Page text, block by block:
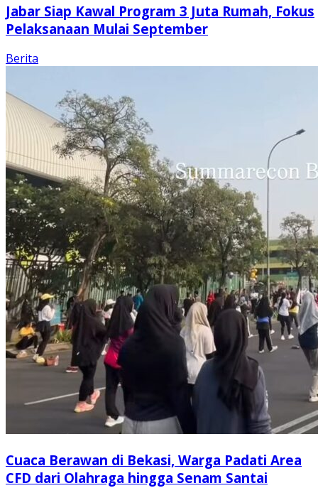
Jabar Siap Kawal Program 3 Juta Rumah, Fokus
Pelaksanaan Mulai September
Berita
Cuaca Berawan di Bekasi, Warga Padati Area
CFD dari Olahraga hingga Senam Santai